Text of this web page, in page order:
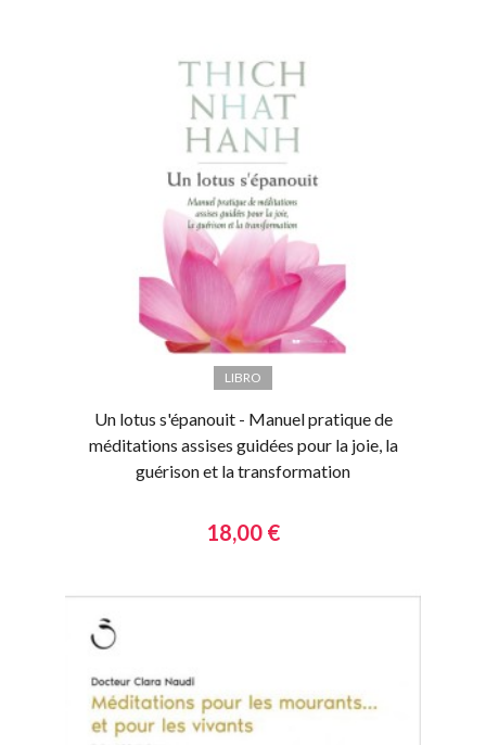
LIBRO
Un lotus s'épanouit - Manuel pratique de
méditations assises guidées pour la joie, la
guérison et la transformation
18,00 €